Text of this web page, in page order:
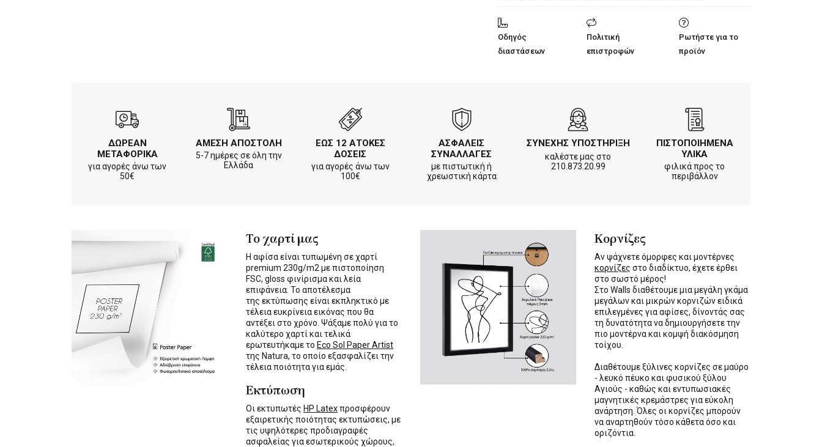
Οδηγός
διαστάσεων
Πολιτική
επιστροφών
Ρωτήστε για το
προϊόν
ΔΩΡΕΑΝ
ΜΕΤΑΦΟΡΙΚΑ
για αγορές άνω των
50€
ΑΜΕΣΗ ΑΠΟΣΤΟΛΗ
5-7 ημέρες σε όλη την
Ελλάδα
ΕΩΣ 12 ΑΤΟΚΕΣ
ΔΟΣΕΙΣ
για αγορές άνω των
100€
ΑΣΦΑΛΕΙΣ
ΣΥΝΑΛΛΑΓΕΣ
με πιστωτική ή
χρεωστική κάρτα
ΣΥΝΕΧΗΣ ΥΠΟΣΤΗΡΙΞΗ
καλέστε μας στο
210.873.20.99
ΠΙΣΤΟΠΟΙΗΜΕΝΑ
ΥΛΙΚΑ
φιλικά προς το
περιβάλλον
Το χαρτί μας
Η αφίσα είναι τυπωμένη σε χαρτί
premium 230g/m2 με πιστοποίηση
FSC, gloss φινίρισμα και λεία
επιφάνεια. Το αποτέλεσμα
της εκτύπωσης είναι εκπληκτικό με
τέλεια ευκρίνεια εικόνας που θα
αντέξει στο χρόνο. Ψάξαμε πολύ για το
καλύτερο χαρτί και τελικά
ερωτευτήκαμε το Eco Sol Paper Artist
της Natura, το οποίο εξασφαλίζει την
τέλεια ποιότητα για εμάς.
Εκτύπωση
Οι εκτυπωτές HP Latexπροσφέρουν
εξαιρετικής ποιότητας εκτυπώσεις, με
τις υψηλότερες προδιαγραφές
ασφαλείας για εσωτερικούς χώρους,
Κορνίζες
Αν ψάχνετε όμορφες και μοντέρνες
κορνίζες στο διαδίκτυο, έχετε έρθει
στο σωστό μέρος!
Στο Walls διαθέτουμε μια μεγάλη γκάμα
μεγάλων και μικρών κορνιζών ειδικά
επιλεγμένες για αφίσες, δίνοντάς σας
τη δυνατότητα να δημιουργήσετε την
πιο μοντέρνα και κομψή διακόσμηση
τοίχου.
Διαθέτουμε ξύλινες κορνίζες σε μαύρο
- λευκό πέυκο και φυσικού ξύλου
Αγιούς - καθώς και εντυπωσιακές
μαγνητικές κρεμάστρες για εύκολη
ανάρτηση. Όλες οι κορνίζες μπορούν
να αναρτηθούν τόσο κάθετα όσο και
οριζόντια.